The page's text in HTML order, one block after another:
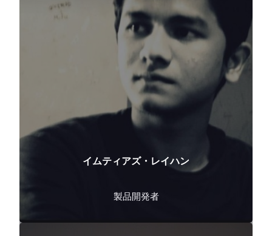
イムティアズ・レイハン
製品開発者